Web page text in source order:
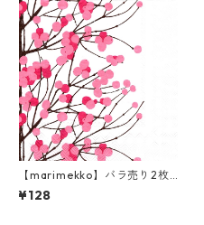
【marimekko】バラ売り2枚
ランチサイズ ペーパーナプキ
ン LUMIMARJA ホワイト×ピ
¥128